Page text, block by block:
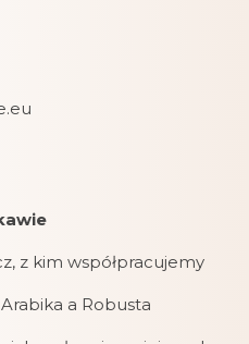
z kim współpracujemy
a Robusta